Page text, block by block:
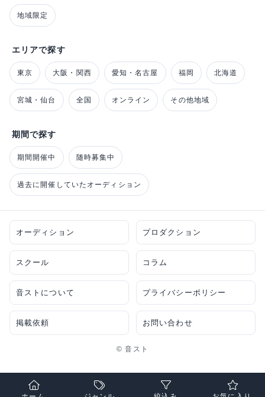
地域限定
エリアで探す
東京 大阪・関西 愛知・名古屋 福岡 北海道
宮城・仙台 全国 オンライン その他地域
期間で探す
期間開催中 随時募集中
過去に開催していたオーディション
オーディション プロダクション
スクール コラム
音ストについて プライバシーポリシー
掲載依頼 お問い合わせ
© 音スト